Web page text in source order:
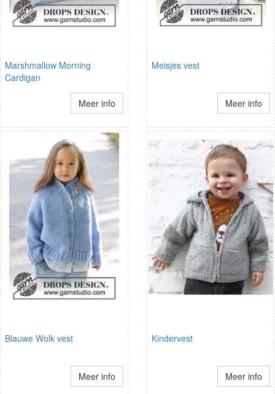
Marshmallow Morning
Cardigan
Meer info
Meisjes vest
Meer info
Blauwe Wolk vest
Meer info
Kindervest
Meer info